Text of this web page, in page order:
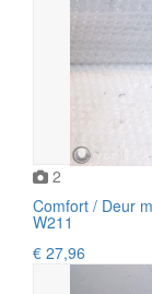
2
Comfort / Deur
W211
€ 27,96